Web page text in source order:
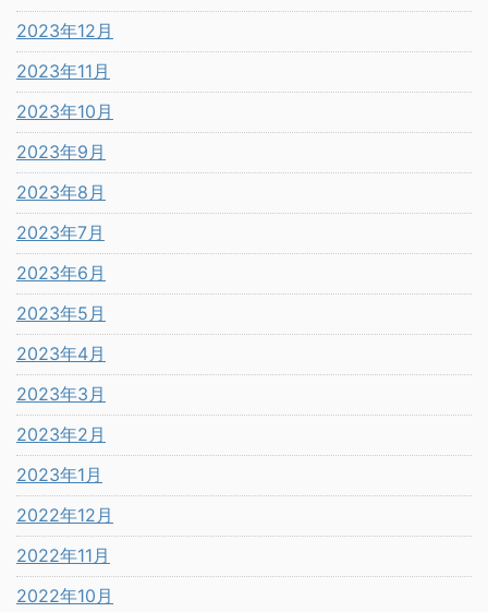
2023年12月
2023年11月
2023年10月
2023年9月
2023年8月
2023年7月
2023年6月
2023年5月
2023年4月
2023年3月
2023年2月
2023年1月
2022年12月
2022年11月
2022年10月